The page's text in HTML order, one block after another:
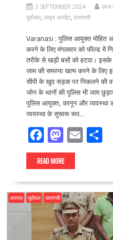
3 SEPTEMBER 2024 आज
पूर्वांचल, लाइव अपडेट, वाराणसी
Varanasi : पुलिस आयुक्त मोहित
करने के लिए मंगलवार को फील्ड में
तरीके से खड़ी बसों को हटवा। इसके
जाम की समस्या खत्म करने के लिए
सीपी के खुद सड़क पर निकलने की
जोन के थानों की पुलिस भी जाम
पुलिस आयुक्त, कानून और व्यवस्था
व्ययस्था के सुचारू रूप…
F
ac
e
b
o
o
k
M
as
to
d
o
n
E
l
S
e
READ MORE
अपराध पूर्वांचल वाराणसी